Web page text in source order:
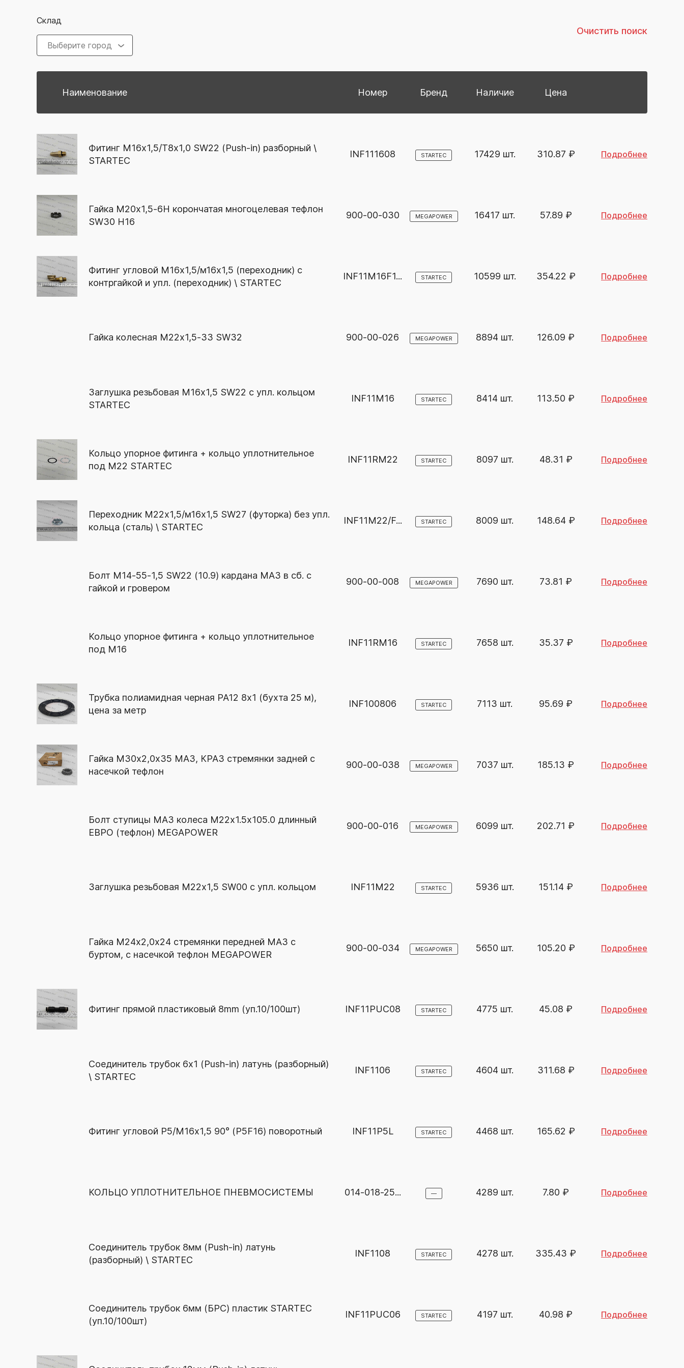
Склад
Выберите город
Очистить поиск
Наименование Номер Бренд Наличие Цена
Фитинг М16x1,5/Т8x1,0 SW22 (Push-in) разборный \
STARTEC
INF111608 STARTEC 17429 шт. 310.87 ₽ Подробнее
Гайка М20х1,5-6Н корончатая многоцелевая тефлон
SW30 H16
900-00-030 MEGAPOWER 16417 шт. 57.89 ₽ Подробнее
Фитинг угловой М16х1,5/м16х1,5 (переходник) с
контргайкой и упл. (переходник) \ STARTEC
INF11M16F1... STARTEC 10599 шт. 354.22 ₽ Подробнее
Гайка колесная М22х1,5-33 SW32 900-00-026 MEGAPOWER 8894 шт. 126.09 ₽ Подробнее
Заглушка резьбовая М16х1,5 SW22 с упл. кольцом
STARTEC
INF11M16 STARTEC 8414 шт. 113.50 ₽ Подробнее
Кольцо упорное фитинга + кольцо уплотнительное
под М22 STARTEC
INF11RM22 STARTEC 8097 шт. 48.31 ₽ Подробнее
Переходник М22х1,5/м16х1,5 SW27 (футорка) без упл.
кольца (сталь) \ STARTEC
INF11M22/F... STARTEC 8009 шт. 148.64 ₽ Подробнее
Болт М14-55-1,5 SW22 (10.9) кардана МАЗ в сб. с
гайкой и гровером
900-00-008 MEGAPOWER 7690 шт. 73.81 ₽ Подробнее
Кольцо упорное фитинга + кольцо уплотнительное
под М16
INF11RM16 STARTEC 7658 шт. 35.37 ₽ Подробнее
Трубка полиамидная черная PA12 8х1 (бухта 25 м),
цена за метр
INF100806 STARTEC 7113 шт. 95.69 ₽ Подробнее
Гайка М30х2,0х35 МАЗ, КРАЗ стремянки задней с
насечкой тефлон
900-00-038 MEGAPOWER 7037 шт. 185.13 ₽ Подробнее
Болт ступицы МАЗ колеса М22х1.5х105.0 длинный
ЕВРО (тефлон) MEGAPOWER
900-00-016 MEGAPOWER 6099 шт. 202.71 ₽ Подробнее
Заглушка резьбовая М22х1,5 SW00 с упл. кольцом INF11M22 STARTEC 5936 шт. 151.14 ₽ Подробнее
Гайка М24х2,0х24 стремянки передней МАЗ с
буртом, с насечкой тефлон MEGAPOWER
900-00-034 MEGAPOWER 5650 шт. 105.20 ₽ Подробнее
Фитинг прямой пластиковый 8mm (уп.10/100шт) INF11PUC08 STARTEC 4775 шт. 45.08 ₽ Подробнее
Соединитель трубок 6х1 (Push-in) латунь (разборный)
\ STARTEC
INF1106 STARTEC 4604 шт. 311.68 ₽ Подробнее
Фитинг угловой Р5/М16х1,5 90° (P5F16) поворотный INF11P5L STARTEC 4468 шт. 165.62 ₽ Подробнее
КОЛЬЦО УПЛОТНИТЕЛЬНОЕ ПНЕВМОСИСТЕМЫ 014-018-25... — 4289 шт. 7.80 ₽ Подробнее
Соединитель трубок 8мм (Push-in) латунь
(разборный) \ STARTEC
INF1108 STARTEC 4278 шт. 335.43 ₽ Подробнее
Соединитель трубок 6мм (БРС) пластик STARTEC
(уп.10/100шт)
INF11PUC06 STARTEC 4197 шт. 40.98 ₽ Подробнее